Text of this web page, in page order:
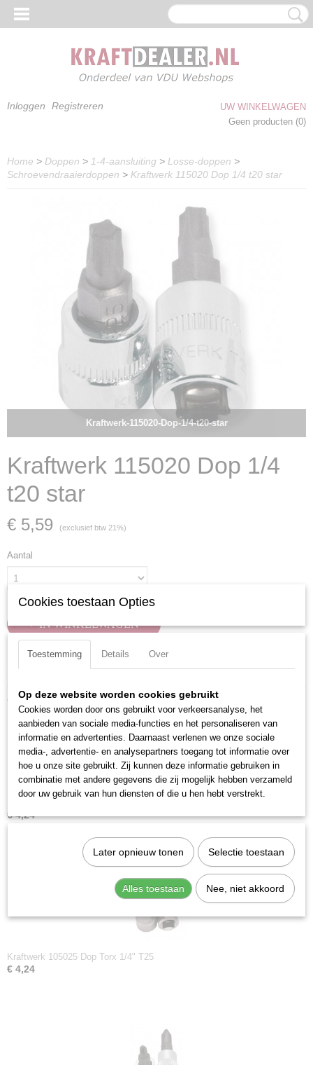
Inloggen Registreren
UW WINKELWAGEN
Geen producten (0)
Home > Doppen > 1-4-aansluiting > Losse-doppen >
Schroevendraaierdoppen > Kraftwerk 115020 Dop 1/4 t20 star
Kraftwerk-115020-Dop-1/4-t20-star
Kraftwerk 115020 Dop 1/4
t20 star
€ 5,59 (exclusief btw 21%)
Aantal
IN WINKELWAGEN
Specificaties
Productcode
115020
EAN code
7612206090483
Productcode leverancier
115020
Ook interessant
€ 4,24
Kraftwerk 105025 Dop Torx 1/4" T25
€ 4,24
Cookies toestaan Opties
Toestemming Details Over
Op deze website worden cookies gebruikt
Cookies worden door ons gebruikt voor verkeersanalyse, het
aanbieden van sociale media-functies en het personaliseren van
informatie en advertenties. Daarnaast verlenen we onze sociale
media-, advertentie- en analysepartners toegang tot informatie over
hoe u onze site gebruikt. Zij kunnen deze informatie gebruiken in
combinatie met andere gegevens die zij mogelijk hebben verzameld
door uw gebruik van hun diensten of die u hen hebt verstrekt.
Later opnieuw tonen Selectie toestaan
Alles toestaan Nee, niet akkoord